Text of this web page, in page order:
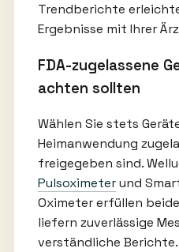
Trendberichte
Ergebnisse mit Ihrer
FDA-zugelassene
achten sollten
Wählen Sie stets
Heimanwendung
freigegeben sind.
Pulsoximeterund
Oximeter erfüllen
liefern zuverlässige
verständliche Berichte.